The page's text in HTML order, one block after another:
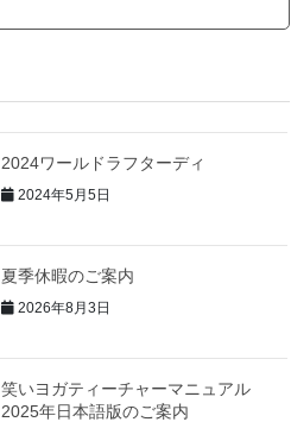
2024ワールドラフターディ
2024年5月5日
夏季休暇のご案内
2026年8月3日
笑いヨガティーチャーマニュアル
2025年日本語版のご案内